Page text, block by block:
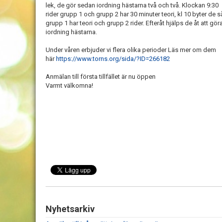
lek, de gör sedan iordning hästarna två och två. Klockan 9:30
rider grupp 1 och grupp 2 har 30 minuter teori, kl 10 byter de
grupp 1 har teori och grupp 2 rider. Efteråt hjälps de åt att
iordning hästarna.
Under våren erbjuder vi flera olika perioder Läs mer om dem
här https://www.torns.org/sida/?ID=266182
Anmälan till första tillfället är nu öppen
Varmt välkomna!
Nyhetsarkiv